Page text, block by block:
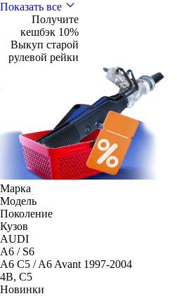
Показать все
Получите
кешбэк 10%
Выкуп старой
рулевой рейки
Марка
Модель
Поколение
Кузов
AUDI
A6 / S6
A6 C5 / A6 Avant 1997-2004
4B, C5
Новинки